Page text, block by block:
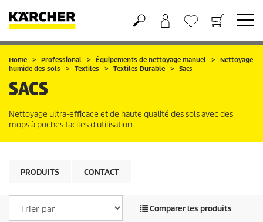
Panier
Liste d'envies
Home Professional Équipements de nettoyage manuel
Nettoyage
humide des sols
Textiles Textiles Durable Sacs
SACS
Nettoyage ultra-efficace et de haute qualité des sols avec des
mops à poches faciles d'utilisation.
PRODUITS CONTACT
Comparer les produits